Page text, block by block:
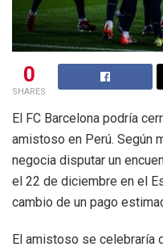
0
SHARES
El FC Barcelona podría
amistoso en Perú. Según
negocia disputar un
el 22 de diciembre en el
cambio de un pago
El amistoso se celebraría